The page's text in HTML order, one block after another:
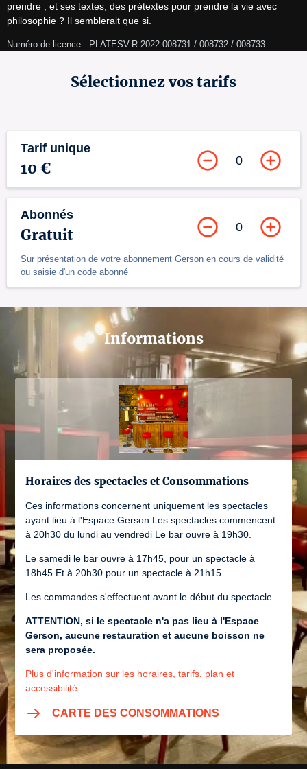
prendre ; et ses textes, des prétextes pour prendre la vie avec
philosophie ? Il semblerait que si.
Numéro de licence : PLATESV-R-2022-008731 / 008732 / 008733
Sélectionnez vos tarifs
Tarif unique
10 € 0
Abonnés
Gratuit
Sur présentation de votre abonnement Gerson en cours de validité
ou saisie d'un code abonné
0
Informations
Horaires des spectacles et Consommations
Ces informations concernent uniquement les spectacles
ayant lieu à l'Espace Gerson Les spectacles commencent
à 20h30 du lundi au vendredi Le bar ouvre à 19h30.
Le samedi le bar ouvre à 17h45, pour un spectacle à
18h45 Et à 20h30 pour un spectacle à 21h15
Les commandes s'effectuent avant le début du spectacle
ATTENTION, si le spectacle n'a pas lieu à l'Espace
Gerson, aucune restauration et aucune boisson ne
sera proposée.
Plus d'information sur les horaires, tarifs, plan et
accessibilité
CARTE DES CONSOMMATIONS